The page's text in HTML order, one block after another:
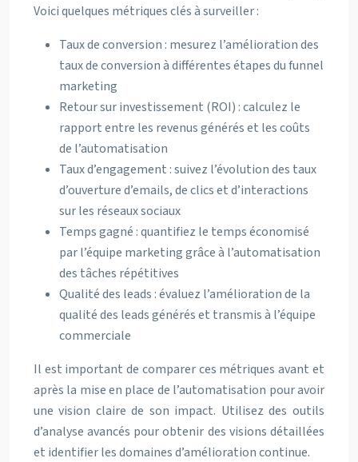
Voici quelques métriques clés à surveiller :
Taux de conversion : mesurez l’amélioration des
taux de conversion à différentes étapes du funnel
marketing
Retour sur investissement (ROI) : calculez le
rapport entre les revenus générés et les coûts
de l’automatisation
Taux d’engagement : suivez l’évolution des taux
d’ouverture d’emails, de clics et d’interactions
sur les réseaux sociaux
Temps gagné : quantifiez le temps économisé
par l’équipe marketing grâce à l’automatisation
des tâches répétitives
Qualité des leads : évaluez l’amélioration de la
qualité des leads générés et transmis à l’équipe
commerciale
Il est important de comparer ces métriques avant et
après la mise en place de l’automatisation pour avoir
une vision claire de son impact. Utilisez des outils
d’analyse avancés pour obtenir des visions détaillées
et identifier les domaines d’amélioration continue.